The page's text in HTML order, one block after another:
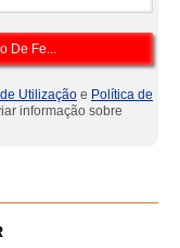
Utilização e Política de
informação sobre